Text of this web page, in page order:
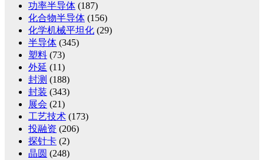
功率半导体 (187)
化合物半导体 (156)
化学机械平坦化 (29)
半导体 (345)
塑料 (73)
外延 (11)
封测 (188)
封装 (343)
展会 (21)
工艺技术 (173)
投融资 (206)
探针卡 (2)
晶圆 (248)